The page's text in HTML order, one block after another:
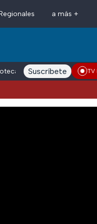
a más +
Conductores
Suscríbete TV